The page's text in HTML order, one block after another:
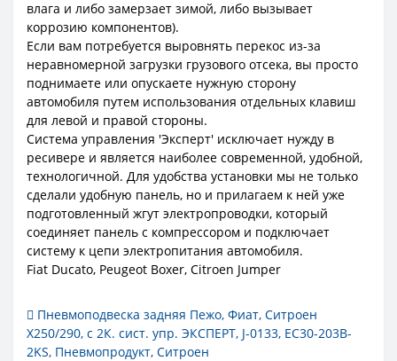
влага и либо замерзает зимой, либо вызывает
коррозию компонентов).
Если вам потребуется выровнять перекос из-за
неравномерной загрузки грузового отсека, вы просто
поднимаете или опускаете нужную сторону
автомобиля путем использования отдельных клавиш
для левой и правой стороны.
Система управления 'Эксперт' исключает нужду в
ресивере и является наиболее современной, удобной,
технологичной. Для удобства установки мы не только
сделали удобную панель, но и прилагаем к ней уже
подготовленный жгут электропроводки, который
соединяет панель с компрессором и подключает
систему к цепи электропитания автомобиля.
Fiat Ducato, Peugeot Boxer, Citroen Jumper
Пневмоподвеска задняя Пежо, Фиат, Ситроен
X250/290, с 2К. сист. упр. ЭКСПЕРТ, J-0133, EC30-203B-
2KS, Пневмопродукт, Ситроен